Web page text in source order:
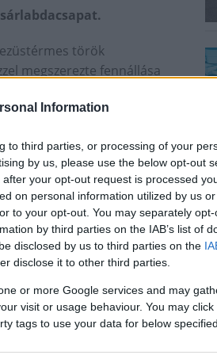
Information
to third parties, or processing of your
by us, please use the below opt-out
your opt-out request is processed
on personal information utilized by us
to your opt-out. You may separately
by third parties on the IAB’s list of
disclosed by us to third parties on the
disclose it to other third parties.
or more Google services and may
visit or usage behaviour. You may
tags to use your data for below
török
megszerezte fennállása
17, 19-23, 5-5, 11-9) -
16, Hebard 11
az Euroligában - a múlt heti
Előzetesen úgy tűnt,
NB I-ben - a második
legutóbb ezüstérmes
ellenfelüket tíz ponttal,